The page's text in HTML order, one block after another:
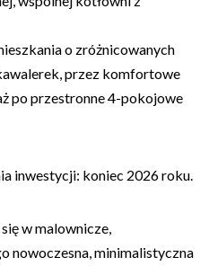
o zróżnicowanych
przez komfortowe
po przestronne 4-pokojowe
inwestycji: koniec 2026 roku.
w malownicze,
nowoczesna, minimalistyczna